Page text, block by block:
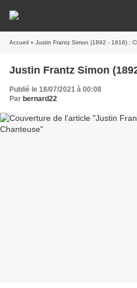
Accueil » Justin Frantz Simon (1892 - 1918) :
Justin Frantz Simon
Publié le 18/07/2021 à 00:08
Par bernard22